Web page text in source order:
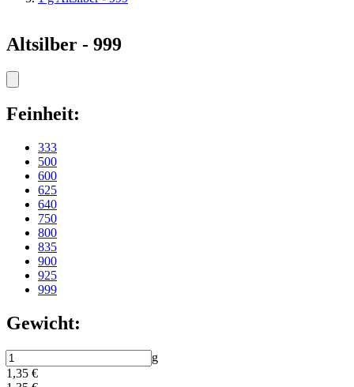
Altsilber - 999
Feinheit:
333
500
600
625
640
750
800
835
900
925
999
Gewicht:
g
1,35 €